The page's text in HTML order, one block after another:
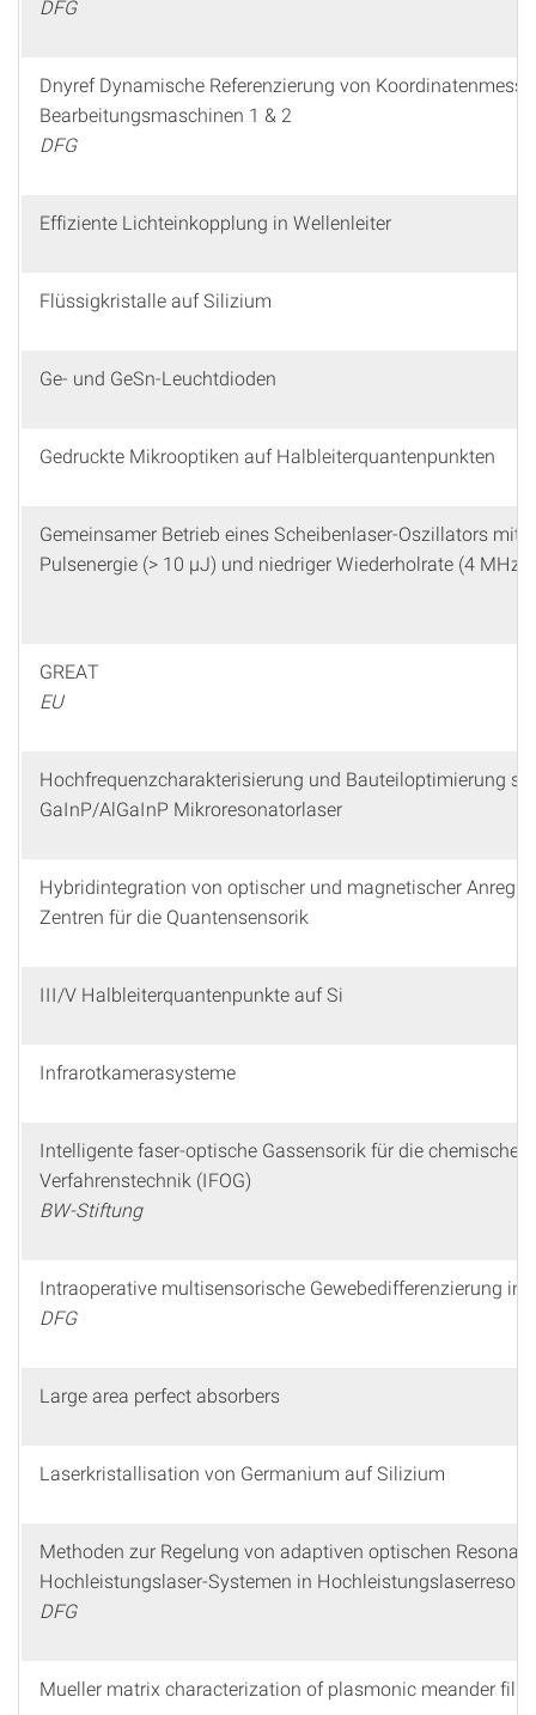
DFG
Dnyref Dynamische Referenzierung von Koordinatenmess-
Bearbeitungsmaschinen 1 & 2
DFG
Effiziente Lichteinkopplung in Wellenleiter
Flüssigkristalle auf Silizium
Ge- und GeSn-Leuchtdioden
Gedruckte Mikrooptiken auf Halbleiterquantenpunkten
Gemeinsamer Betrieb eines Scheibenlaser-Oszillators mit
Pulsenergie (> 10 µJ) und niedriger Wiederholrate (4 MHz)
GREAT
EU
Hochfrequenzcharakterisierung und Bauteiloptimierung
GaInP/AlGaInP Mikroresonatorlaser
Hybridintegration von optischer und magnetischer
Zentren für die Quantensensorik
III/V Halbleiterquantenpunkte auf Si
Infrarotkamerasysteme
Intelligente faser-optische Gassensorik für die chemische
Verfahrenstechnik (IFOG)
BW-Stiftung
Intraoperative multisensorische Gewebedifferenzierung in
DFG
Large area perfect absorbers
Laserkristallisation von Germanium auf Silizium
Methoden zur Regelung von adaptiven optischen
Hochleistungslaser-Systemen in
DFG
Mueller matrix characterization of plasmonic meander